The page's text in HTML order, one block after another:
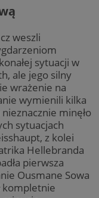
weszli
sytuacji w
ale jego silny
wrażenie na
wymienili kilka
minęło
sytuacjach
z kolei
Hellebranda
pierwsza
Ousmane Sowa
kompletnie